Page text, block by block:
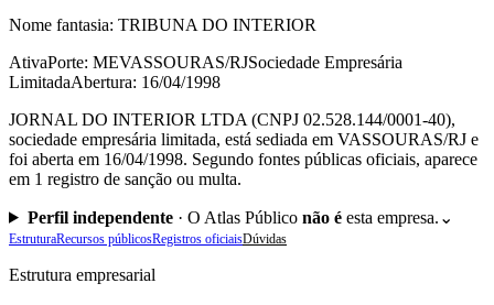
Nome fantasia: TRIBUNA DO INTERIOR
AtivaPorte: MEVASSOURAS/RJSociedade Empresária
LimitadaAbertura: 16/04/1998
JORNAL DO INTERIOR LTDA (CNPJ 02.528.144/0001-40),
sociedade empresária limitada, está sediada em VASSOURAS/RJ e
foi aberta em 16/04/1998. Segundo fontes públicas oficiais, aparece
em 1 registro de sanção ou multa.
Perfil independente· O Atlas Público não éesta empresa. ⌄
EstruturaRecursos públicosRegistros oficiaisDúvidas
Estrutura empresarial